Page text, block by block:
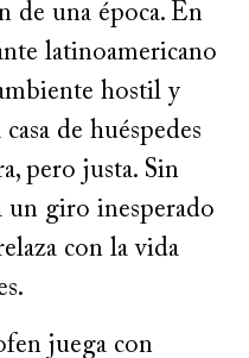
de una época. En
latinoamericano
hostil y
de huéspedes
pero justa. Sin
un giro inesperado
con la vida
juega con